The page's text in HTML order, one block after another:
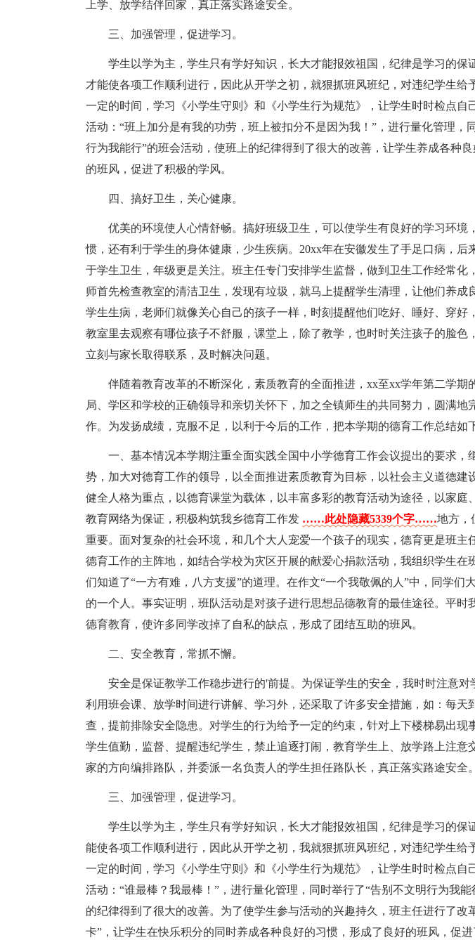
上学、放学结伴回家，真正落实路途安全。
三、加强管理，促进学习。
学生以学为主，学生只有学好知识，长大才能报效祖国，纪律是学习的保
才能使各项工作顺利进行，因此从开学之初，就狠抓班风班纪，对违纪学生给
一定的时间，学习《小学生守则》和《小学生行为规范》，让学生时时检点自
活动：“班上加分是有我的功劳，班上被扣分不是因为我！”，进行量化管理，
行为我能行”的班会活动，使班上的纪律得到了很大的改善，让学生养成各种
的班风，促进了积极的学风。
四、搞好卫生，关心健康。
优美的环境使人心情舒畅。搞好班级卫生，可以使学生有良好的学习环境
惯，还有利于学生的身体健康，少生疾病。20xx年在安徽发生了手足口病，后
于学生卫生，年级更是关注。班主任专门安排学生监督，做到卫生工作经常化
师首先检查教室的清洁卫生，发现有垃圾，就马上提醒学生清理，让他们养成
学生生病，老师们就像关心自己的孩子一样，时刻提醒他们吃好、睡好、穿好
教室里去观察有哪位孩子不舒服，课堂上，除了教学，也时时关注孩子的脸色
立刻与家长取得联系，及时解决问题。
伴随着教育改革的不断深化，素质教育的全面推进，xx至xx学年第二学期
局、学区和学校的正确领导和亲切关怀下，加之全镇师生的共同努力，圆满地
作。为发扬成绩，克服不足，以利于今后的工作，把本学期的德育工作总结如
一、基本情况本学期注重全面实践全国中小学德育工作会议提出的要求，
势，加大对德育工作的领导，以全面推进素质教育为目标，以社会主义道德建
健全人格为重点，以德育课堂为载体，以丰富多彩的教育活动为途径，以家庭
教育网络为保证，积极构筑我乡德育工作发 ……此处隐藏5339个字……地方，
重要。面对复杂的社会环境，和几个大人宠爱一个孩子的现实，德育更是班主
德育工作的主阵地，如结合学校为灾区开展的献爱心捐款活动，我组织学生在
们知道了“一方有难，八方支援”的道理。在作文“一个我敬佩的人”中，同学们
的一个人。事实证明，班队活动是对孩子进行思想品德教育的最佳途径。平时
德育教育，使许多同学改掉了自私的缺点，形成了团结互助的班风。
二、安全教育，常抓不懈。
安全是保证教学工作稳步进行的'前提。为保证学生的安全，我时时注意对
利用班会课、放学时间进行讲解、学习外，还采取了许多安全措施，如：每天
查，提前排除安全隐患。对学生的行为给予一定的约束，针对上下楼梯易出现
学生值勤，监督、提醒违纪学生，禁止追逐打闹，教育学生上、放学路上注意
家的方向编排路队，并委派一名负责人的学生担任路队长，真正落实路途安全。
三、加强管理，促进学习。
学生以学为主，学生只有学好知识，长大才能报效祖国，纪律是学习的保
能使各项工作顺利进行，因此从开学之初，我就狠抓班风班纪，对违纪学生给
一定的时间，学习《小学生守则》和《小学生行为规范》，让学生时时检点自
活动：“谁最棒？我最棒！”，进行量化管理，同时举行了“告别不文明行为我能
的纪律得到了很大的改善。为了使学生参与活动的兴趣持久，班主任进行了改
卡”，让学生在快乐积分的同时养成各种良好的习惯，形成了良好的班风，促进